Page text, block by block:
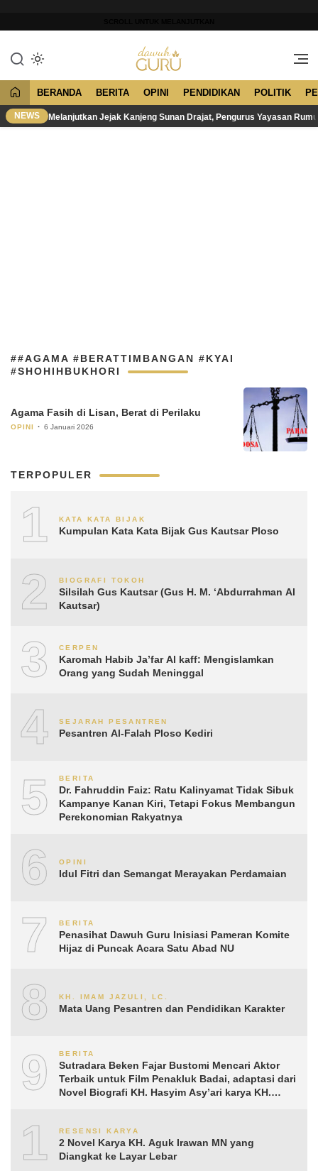
konten
Dawuh Guru
Merawat Tradisi, Membangun
BERANDA BERITA OPINI PENDIDIKAN POLITIK
NEWS Melanjutkan Jejak Kanjeng Sunan Drajat, Pengurus Yayasan
##AGAMA #BERATTIMBANGAN #KYAI
#SHOHIHBUKHORI
Agama Fasih di Lisan, Berat di Perilaku
OPINI 6 Januari 2026
TERPOPULER
1 KATA KATA BIJAK
Kumpulan Kata Kata Bijak Gus Kautsar Ploso
2 BIOGRAFI TOKOH
Silsilah Gus Kautsar (Gus H. M. ‘Abdurrahman Al
Kautsar)
3 CERPEN
Karomah Habib Ja’far Al kaff: Mengislamkan
Orang yang Sudah Meninggal
4 SEJARAH PESANTREN
Pesantren Al-Falah Ploso Kediri
5 BERITA
Dr. Fahruddin Faiz: Ratu Kalinyamat Tidak Sibuk
Kampanye Kanan Kiri, Tetapi Fokus Membangun
Perekonomian Rakyatnya
6 OPINI
Idul Fitri dan Semangat Merayakan Perdamaian
7 BERITA
Penasihat Dawuh Guru Inisiasi Pameran Komite
Hijaz di Puncak Acara Satu Abad NU
8 KH. IMAM JAZULI, LC.
Mata Uang Pesantren dan Pendidikan Karakter
9 BERITA
Sutradara Beken Fajar Bustomi Mencari Aktor
Terbaik untuk Film Penakluk Badai, adaptasi dari
Novel Biografi KH. Hasyim Asy’ari karya KH.
10RESENSI KARYA
2 Novel Karya KH. Aguk Irawan MN yang
Diangkat ke Layar Lebar